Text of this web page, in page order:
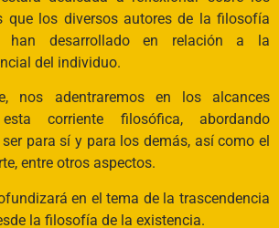
que los diversos autores de la filosofía
han desarrollado en relación a la
del individuo.
nos adentraremos en los alcances
corriente filosófica, abordando
para sí y para los demás, así como el
entre otros aspectos.
en el tema de la trascendencia
la filosofía de la existencia.